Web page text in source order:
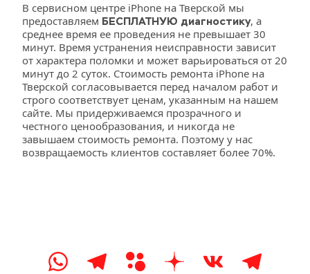
В сервисном центре iPhone на Тверской мы
предоставляем БЕСПЛАТНУЮ диагностику, а
среднее время ее проведения не превышает 30
минут. Время устранения неисправности зависит
от характера поломки и может варьироваться от 20
минут до 2 суток. Стоимость ремонта iPhone на
Тверской согласовывается перед началом работ и
строго соответствует ценам, указанным на нашем
сайте. Мы придерживаемся прозрачного и
честного ценообразования, и никогда не
завышаем стоимость ремонта. Поэтому у нас
возвращаемость клиентов составляет более 70%.